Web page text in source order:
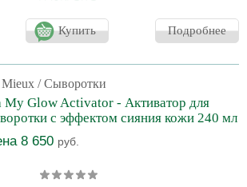
увлажняющий комплекс с восемью
кислоты интенсивно увлажняет, не
низкомолекулярную гиалуроновую
экстракта обеспечивают
увлажняющие и
для сбалансированной и здоровой
жирности. Отлично подходит для жирной
кожи.
Купить Подробнее
/ Сыворотки
My Glow Activator - Активатор для
с эффектом сияния кожи 240 мл
8 650 руб.